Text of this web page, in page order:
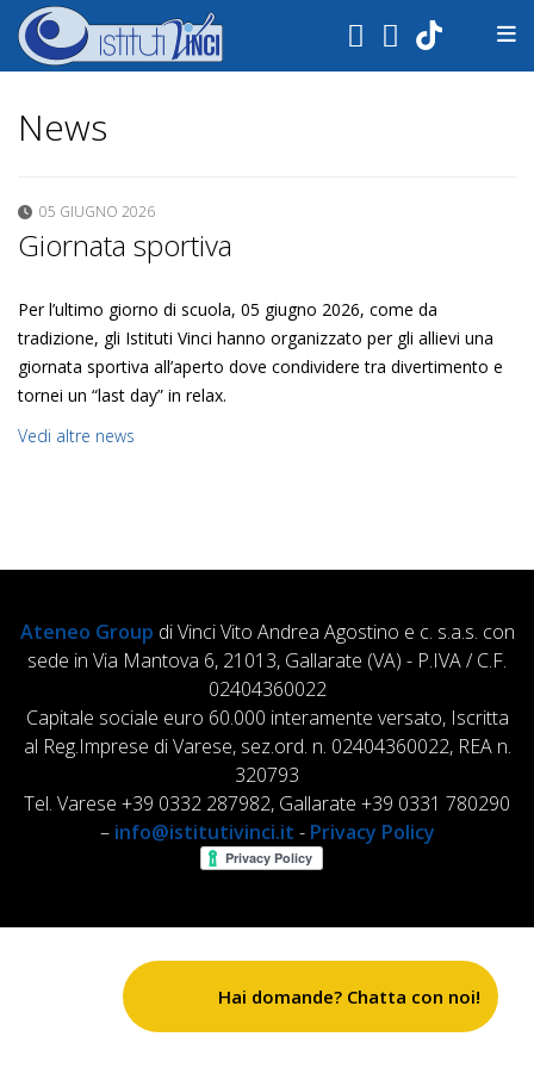
.
News
05 GIUGNO 2026
Giornata sportiva
Per l’ultimo giorno di scuola, 05 giugno 2026, come da
tradizione, gli Istituti Vinci hanno organizzato per gli allievi una
giornata sportiva all’aperto dove condividere tra divertimento e
tornei un “last day” in relax.
Vedi altre news
Ateneo Group di Vinci Vito Andrea Agostino e c. s.a.s. con
sede in Via Mantova 6, 21013, Gallarate (VA) - P.IVA / C.F.
02404360022
Capitale sociale euro 60.000 interamente versato, Iscritta
al Reg.Imprese di Varese, sez.ord. n. 02404360022, REA n.
320793
Tel. Varese +39 0332 287982, Gallarate +39 0331 780290
– info@istitutivinci.it - Privacy Policy
Hai domande? Chatta con noi!